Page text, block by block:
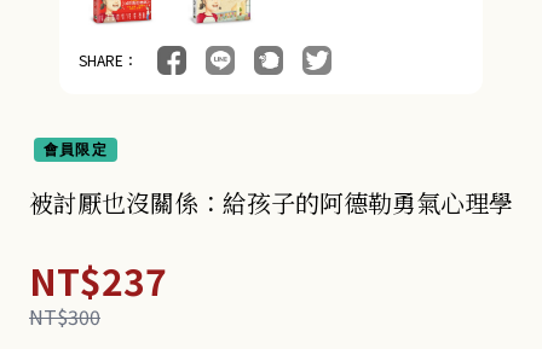
SHARE：
會員限定
被討厭也沒關係：給孩子的阿德勒勇氣心理學
NT$237
NT$300